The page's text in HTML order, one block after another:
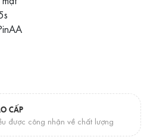
CẤP
được công nhận về chất lượng